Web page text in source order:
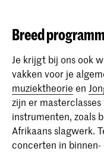
Breed
Je krijgt bij ons ook
vakken voor je
muziektheorie en
zijn er
instrumenten, zoals
Afrikaans slagwerk.
concerten in binnen-